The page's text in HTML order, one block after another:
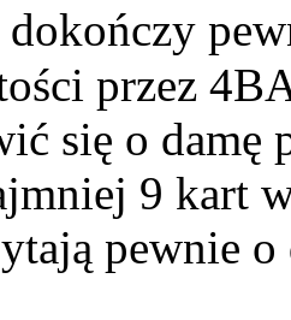
dokończy
przez
się o
9 kart
pewnie